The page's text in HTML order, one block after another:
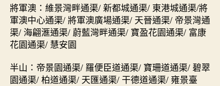
將軍澳：維景灣畔通渠/ 新都城通渠/ 東港城通渠/將
軍澳中心通渠/ 將軍澳廣場通渠/ 天晉通渠/ 帝景灣通
渠/ 海翩滙通渠/ 蔚藍灣畔通渠/ 寶盈花園通渠/ 富康
花園通渠/ 慧安園
半山：帝景園通渠/ 羅便臣道通渠/ 寶珊道通渠/ 碧翠
園通渠/ 柏道通渠/ 天匯通渠/ 干德道通渠/ 雍景臺